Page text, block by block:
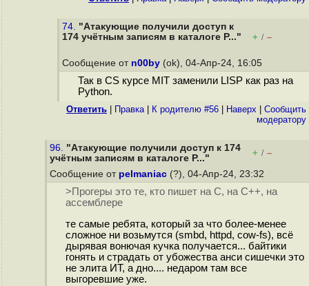
74. "Атакующие получили доступ к
174 учётным записям в каталоге P..."
+ / –
Сообщение от n00by (ok), 04-Апр-24, 16:05
Так в CS курсе MIT заменили LISP как раз на
Python.
Ответить Правка| К родителю #56 Наверх
Cообщить
модератору
96. "Атакующие получили доступ к 174
учётным записям в каталоге P..."
+ / –
Сообщение от pelmaniac (?), 04-Апр-24, 23:32
>Прогеры это те, кто пишет на C, на С++, на
ассемблере
те самые ребята, который за что более-менее
сложное ни возьмутся (smbd, httpd, cow-fs), всё
дырявая вонючая кучка получается... байтики
гонять и страдать от убожества анси сишечки это
не элита ИТ, а дно.... недаром там все
выгоревшие уже.